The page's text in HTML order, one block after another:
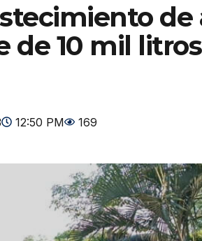
de
de 10 mil
12:50 PM 169